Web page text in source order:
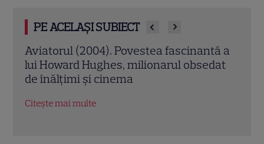
PE ACELAȘI SUBIECT
Planeta maimuțelor: Revoluție (2014). Tot
ce trebuie să știi despre filmul
nominalizat la Oscar
Citește mai multe